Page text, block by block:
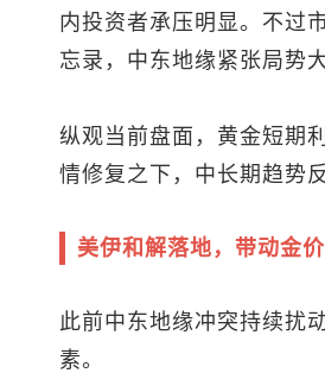
内投资者承压明显。不过
忘录，中东地缘紧张局势
纵观当前盘面，黄金短期
情修复之下，中长期趋势
美伊和解落地，带动金
此前中东地缘冲突持续扰
素。